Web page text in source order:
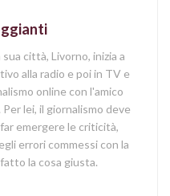
città, Livorno, inizia a
alla radio e poi in TV e
online con l'amico
lei, il giornalismo deve
emergere le criticità,
errori commessi con la
la cosa giusta.